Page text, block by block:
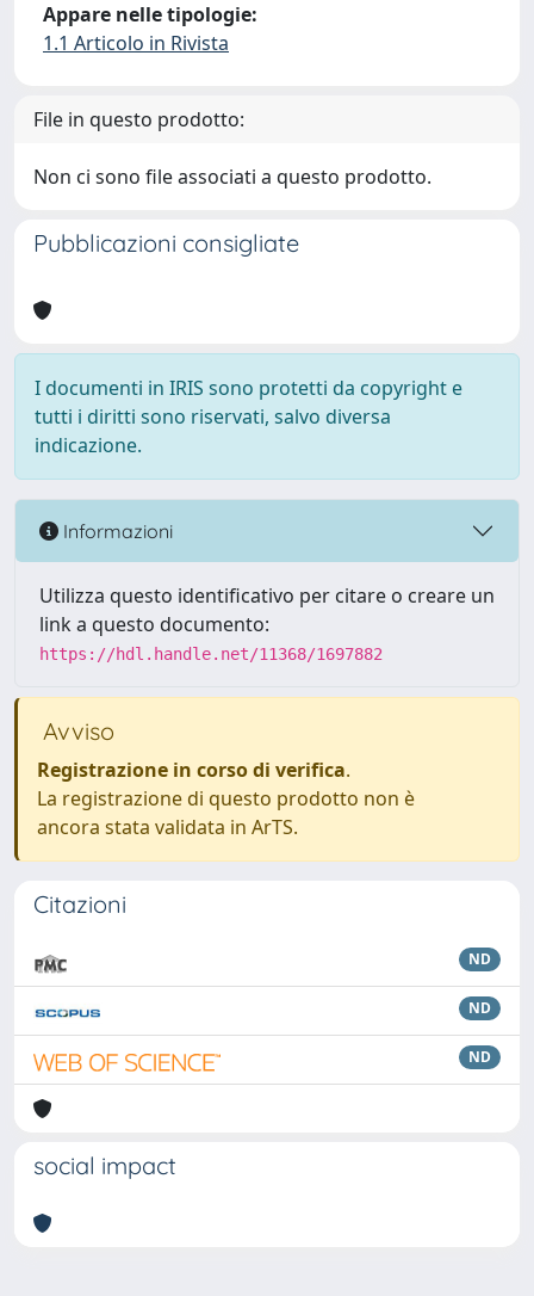
Appare nelle tipologie:
1.1 Articolo in Rivista
File in questo prodotto:
Non ci sono file associati a questo prodotto.
Pubblicazioni consigliate
I documenti in IRIS sono protetti da copyright e
tutti i diritti sono riservati, salvo diversa
indicazione.
Informazioni
Utilizza questo identificativo per citare o creare un
link a questo documento:
https://hdl.handle.net/11368/1697882
Avviso
Registrazione in corso di verifica.
La registrazione di questo prodotto non è
ancora stata validata in ArTS.
Citazioni
ND
ND
ND
social impact